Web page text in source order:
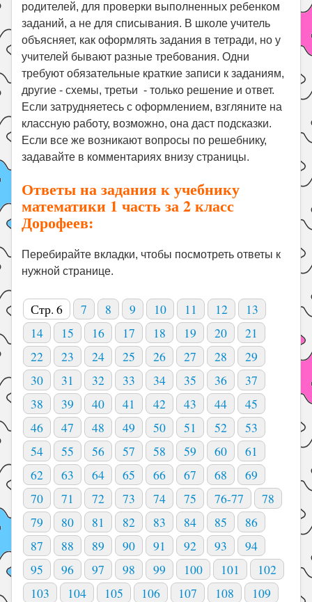
родителей, для проверки выполненных ребенком
заданий, а не для списывания. В школе учитель
объясняет, как оформлять задания в тетради, но у
учителей бывают разные требования. Одни
требуют обязательные краткие записи к заданиям,
другие - схемы, третьи - только решение и ответ.
Если затрудняетесь с оформлением, взгляните на
классную работу, возможно, она даст подсказки.
Если все же возникают вопросы по решебнику,
задавайте в комментариях внизу страницы.
Ответы на задания к учебнику
математики 1 часть за 2 класс
Дорофеев:
Перебирайте вкладки, чтобы посмотреть ответы к
нужной странице.
Стр. 6 7 8 9 10 11 12
13
14
15 16 17 18 19 20
21
22
23 24 25 26 27 28
29
30
31 32 33 34 35 36
37
38
39 40 41 42 43 44
45
46
47 48 49 50 51 52
53
54
55 56 57 58 59 60
61
62
63 64 65 66 67 68
69
70
71 72 73 74 75 76-77
78
79
80 81 82 83 84 85
86
87
88 89 90 91 92 93
94
95
96 97 98 99 100 101
102
103
104 105 106 107 108
109